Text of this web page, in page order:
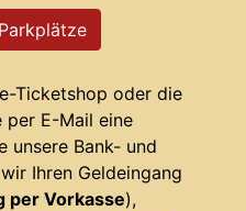
Ticketshop oder die
per E-Mail eine
unsere Bank- und
Ihren Geldeingang
per Vorkasse),